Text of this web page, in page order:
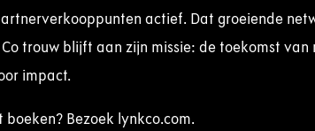
actief. Dat groeiende
trouw blijft aan zijn missie: de toekomst
impact.
Bezoek lynkco.com.